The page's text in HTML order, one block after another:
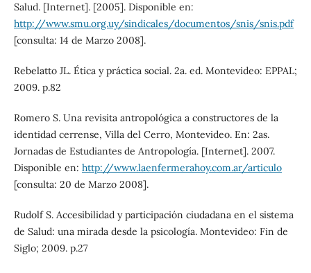
Salud. [Internet]. [2005]. Disponible en:
http://www.smu.org.uy/sindicales/documentos/snis/snis.pdf
[consulta: 14 de Marzo 2008].
Rebelatto JL. Ética y práctica social. 2a. ed. Montevideo: EPPAL;
2009. p.82
Romero S. Una revisita antropológica a constructores de la
identidad cerrense, Villa del Cerro, Montevideo. En: 2as.
Jornadas de Estudiantes de Antropología. [Internet]. 2007.
Disponible en: http://www.laenfermerahoy.com.ar/articulo
[consulta: 20 de Marzo 2008].
Rudolf S. Accesibilidad y participación ciudadana en el sistema
de Salud: una mirada desde la psicología. Montevideo: Fin de
Siglo; 2009. p.27